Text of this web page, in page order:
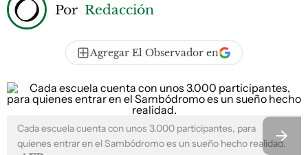
Por Redacción
Agregar El Observador en
Cada escuela cuenta con unos 3.000 participantes, para
quienes entrar en el Sambódromo es un sueño hecho realidad.